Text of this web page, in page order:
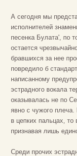
А сегодня мы
исполнителей
песенка Булата', по
остается
бравшихся за нее
повредило б
написанному
эстрадного вокала
оказывалась не по
явно с чужого
в цепких пальцах,
признавая лишь
Среди прочих